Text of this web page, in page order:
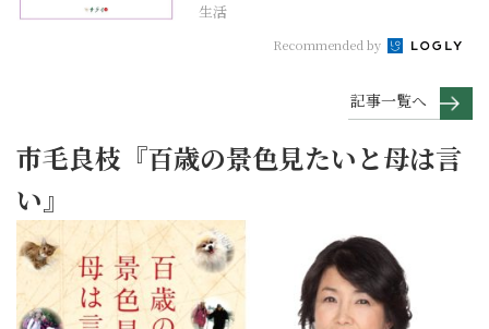
生活
Recommended by
記事一覧へ
市毛良枝『百歳の景色見たいと母は言
い』